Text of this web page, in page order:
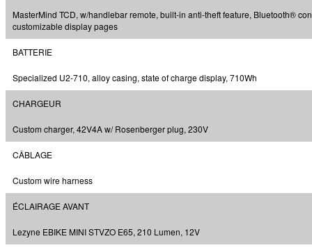
MasterMind TCD, w/handlebar remote, built-in anti-theft feature, Bluetooth®
customizable display pages
BATTERIE
Specialized U2-710, alloy casing, state of charge display, 710Wh
CHARGEUR
Custom charger, 42V4A w/ Rosenberger plug, 230V
CÂBLAGE
Custom wire harness
ÉCLAIRAGE AVANT
Lezyne EBIKE MINI STVZO E65, 210 Lumen, 12V